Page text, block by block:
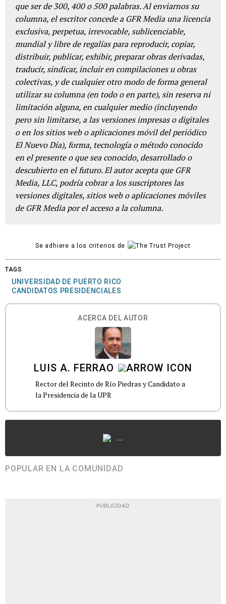
que ser de 300, 400 o 500 palabras. Al enviarnos su
columna, el escritor concede a GFR Media una licencia
exclusiva, perpetua, irrevocable, sublicenciable,
mundial y libre de regalías para reproducir, copiar,
distribuir, publicar, exhibir, preparar obras derivadas,
traducir, sindicar, incluir en compilaciones u obras
colectivas, y de cualquier otro modo de forma general
utilizar su columna (en todo o en parte), sin reserva ni
limitación alguna, en cualquier medio (incluyendo
pero sin limitarse, a las versiones impresas o digitales
o en los sitios web o aplicaciones móvil del periódico
El Nuevo Día), forma, tecnología o método conocido
en el presente o que sea conocido, desarrollado o
descubierto en el futuro. El autor acepta que GFR
Media, LLC, podría cobrar a los suscriptores las
versiones digitales, sitios web o aplicaciones móviles
de GFR Media por el acceso a la columna.
Se adhiere a los criterios de
TAGS
UNIVERSIDAD DE PUERTO RICO
CANDIDATOS PRESIDENCIALES
ACERCA DEL AUTOR
LUIS A. FERRAO
Rector del Recinto de Río Piedras y Candidato a
...
POPULAR EN LA COMUNIDAD
PUBLICIDAD